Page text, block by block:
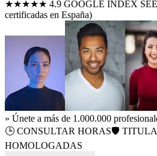
★★★★★ 4.9 GOOGLE INDEX
certificadas en España)
» Únete a más de 1.000.000
🕒 CONSULTAR HORAS🛡️
HOMOLOGADAS